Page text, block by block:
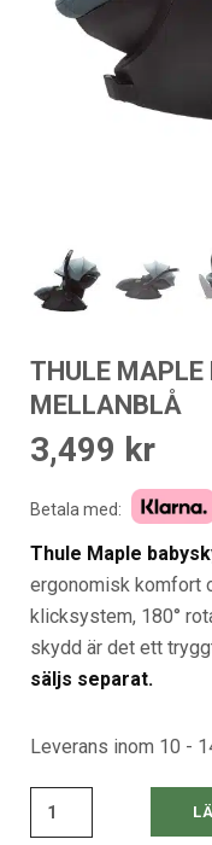
THULE MAPLE
MELLANBLÅ
3,499 kr
Betala med:
Thule Maple
ergonomisk komfort
klicksystem, 180°
skydd är det ett
säljs separat.
Leverans inom 10 -